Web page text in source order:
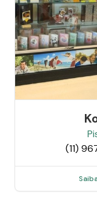
(11)